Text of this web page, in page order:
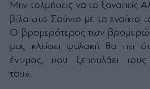
Μην τολμήσεις να το ξαναπείς
βίλα στο Σούνιο με το ενοίκιο
Ο βρομερότερος των
μας κλείσει φυλακή θα πει
έντιμος, που ξεπουλάει
του».